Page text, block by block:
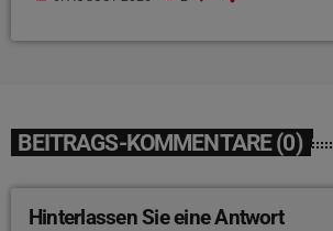
BEITRAGS-KOMMENTARE (0)
Hinterlassen Sie eine Antwort